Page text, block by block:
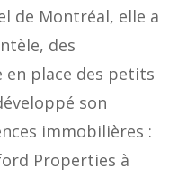
de Montréal, elle a
des
en place des petits
son
immobilières :
Properties à